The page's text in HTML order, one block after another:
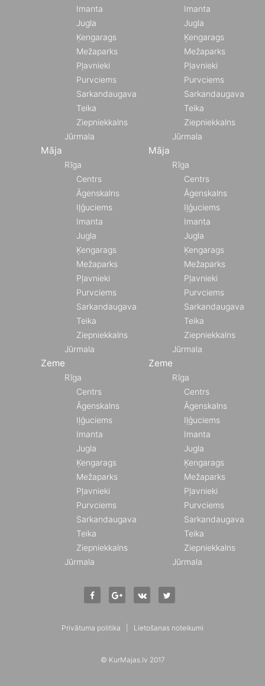
Imanta
Jugla
Ķengarags
Mežaparks
Pļavnieki
Purvciems
Sarkandaugava
Teika
Ziepniekkalns
Jūrmala
Māja
Rīga
Centrs
Āgenskalns
Iļģuciems
Imanta
Jugla
Ķengarags
Mežaparks
Pļavnieki
Purvciems
Sarkandaugava
Teika
Ziepniekkalns
Jūrmala
Zeme
Rīga
Centrs
Āgenskalns
Iļģuciems
Imanta
Jugla
Ķengarags
Mežaparks
Pļavnieki
Purvciems
Sarkandaugava
Teika
Ziepniekkalns
Jūrmala
Imanta
Jugla
Ķengarags
Mežaparks
Pļavnieki
Purvciems
Sarkandaugava
Teika
Ziepniekkalns
Jūrmala
Māja
Rīga
Centrs
Āgenskalns
Iļģuciems
Imanta
Jugla
Ķengarags
Mežaparks
Pļavnieki
Purvciems
Sarkandaugava
Teika
Ziepniekkalns
Jūrmala
Zeme
Rīga
Centrs
Āgenskalns
Iļģuciems
Imanta
Jugla
Ķengarags
Mežaparks
Pļavnieki
Purvciems
Sarkandaugava
Teika
Ziepniekkalns
Jūrmala
Privātuma politika Lietošanas noteikumi
© KurMajas.lv 2017